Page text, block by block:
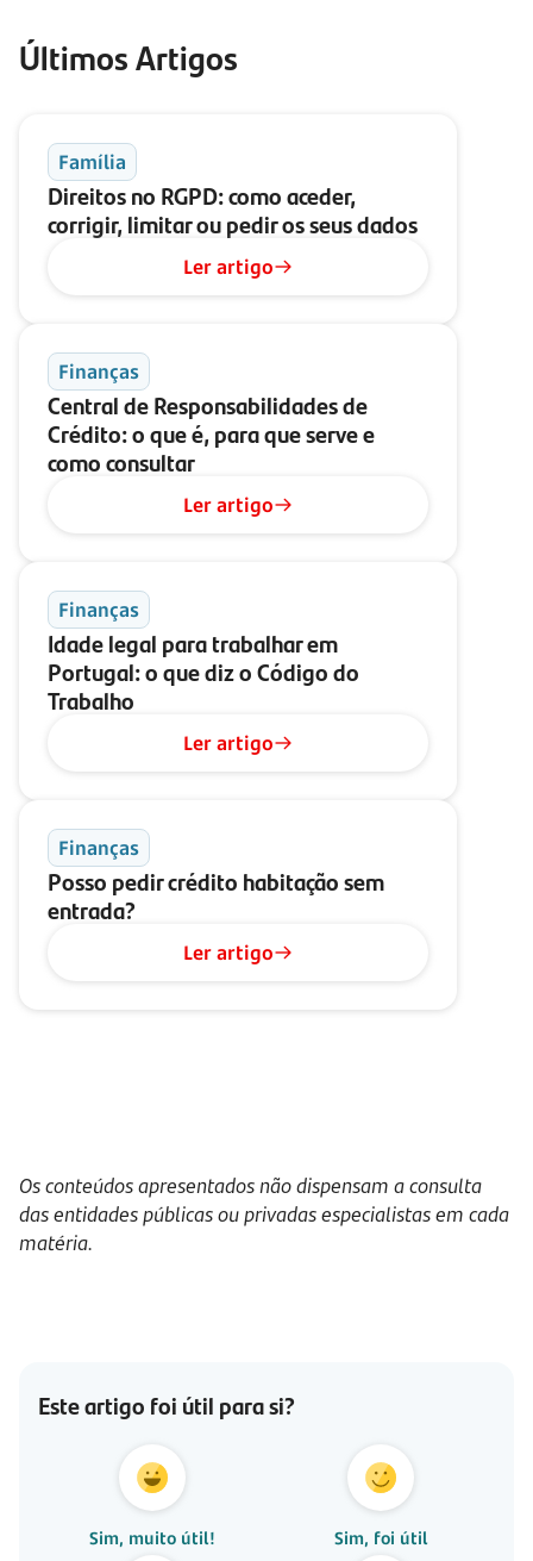
Últimos Artigos
Família
Direitos no RGPD: como aceder,
corrigir, limitar ou pedir os seus dados
Ler artigo
Finanças
Central de Responsabilidades de
Crédito: o que é, para que serve e
como consultar
Ler artigo
Finanças
Idade legal para trabalhar em
Portugal: o que diz o Código do
Trabalho
Ler artigo
Finanças
Posso pedir crédito habitação sem
entrada?
Ler artigo
Os conteúdos apresentados não dispensam a consulta
das entidades públicas ou privadas especialistas em cada
matéria.
Este artigo foi útil para si?
Sim, muito útil! Sim, foi útil